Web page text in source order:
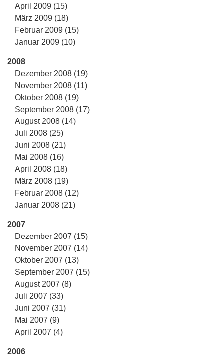
April 2009 (15)
März 2009 (18)
Februar 2009 (15)
Januar 2009 (10)
2008
Dezember 2008 (19)
November 2008 (11)
Oktober 2008 (19)
September 2008 (17)
August 2008 (14)
Juli 2008 (25)
Juni 2008 (21)
Mai 2008 (16)
April 2008 (18)
März 2008 (19)
Februar 2008 (12)
Januar 2008 (21)
2007
Dezember 2007 (15)
November 2007 (14)
Oktober 2007 (13)
September 2007 (15)
August 2007 (8)
Juli 2007 (33)
Juni 2007 (31)
Mai 2007 (9)
April 2007 (4)
2006